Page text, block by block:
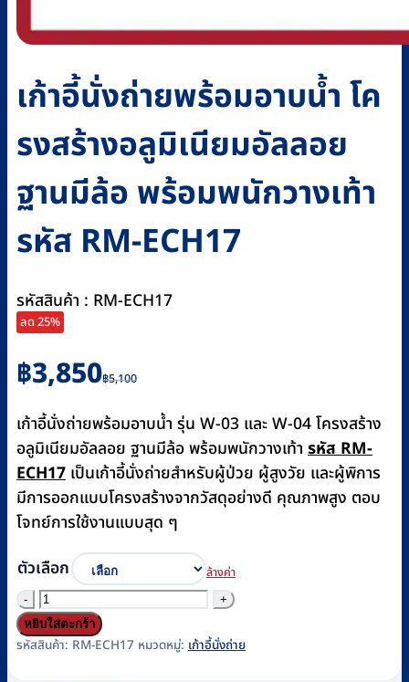
เก้าอี้นั่งถ่ายพร้อมอาบน้ำ โค
รงสร้างอลูมิเนียมอัลลอย
ฐานมีล้อ พร้อมพนักวางเท้า
รหัส RM-ECH17
รหัสสินค้า : RM-ECH17
ลด 25%
฿5,100
Original
price
was:
฿5,100.
฿3,850
Current
price
is:
฿3,850.
เก้าอี้นั่งถ่ายพร้อมอาบน้ำ รุ่น W-03 และ W-04 โครงสร้าง
อลูมิเนียมอัลลอย ฐานมีล้อ พร้อมพนักวางเท้า รหัส RM-
ECH17 เป็นเก้าอี้นั่งถ่ายสำหรับผู้ป่วย ผู้สูงวัย และผู้พิการ
มีการออกแบบโครงสร้างจากวัสดุอย่างดี คุณภาพสูง ตอบ
โจทย์การใช้งานแบบสุด ๆ
ตัวเลือก
ล้างค่า
จำนวน
เก้าอี้
นั่ง
หยิบใส่ตะกร้า
รหัสสินค้า: RM-ECH17 หมวดหมู่: เก้าอี้นั่งถ่าย